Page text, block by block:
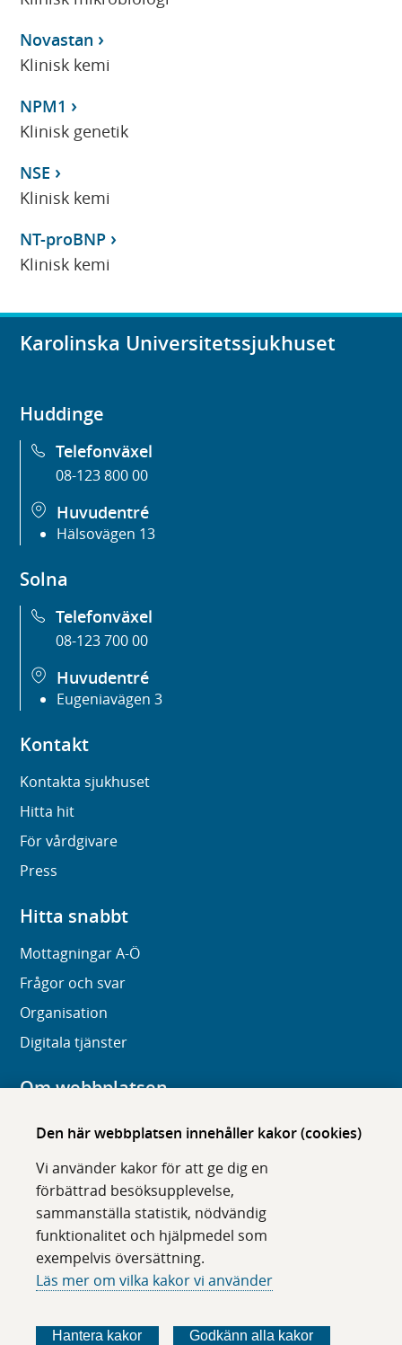
Den här webbplatsen innehåller kakor (cookies)
Vi använder kakor för att ge dig en
förbättrad besöksupplevelse,
sammanställa statistik, nödvändig
funktionalitet och hjälpmedel som
exempelvis översättning.
Läs mer om vilka kakor vi använder
Hantera kakor Godkänn alla kakor
Novastan
Klinisk kemi
NPM1
Klinisk genetik
NSE
Klinisk kemi
NT-proBNP
Klinisk kemi
Karolinska Universitetssjukhuset
Huddinge
Telefonväxel
08-123 800 00
Huvudentré
Hälsovägen 13
Solna
Telefonväxel
08-123 700 00
Huvudentré
Eugeniavägen 3
Kontakt
Kontakta sjukhuset
Hitta hit
För vårdgivare
Press
Hitta snabbt
Mottagningar A-Ö
Frågor och svar
Organisation
Digitala tjänster
Om webbplatsen
Om karolinska.se
Tillgänglighet
Om cookies
Följ oss i sociala medier
ö
ö
ö